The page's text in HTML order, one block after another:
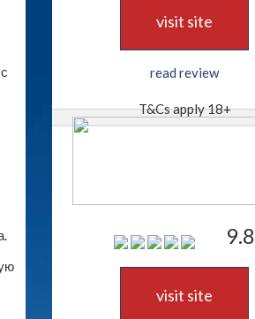
visit site
read review
T&Cs apply 18+
9.8
visit site